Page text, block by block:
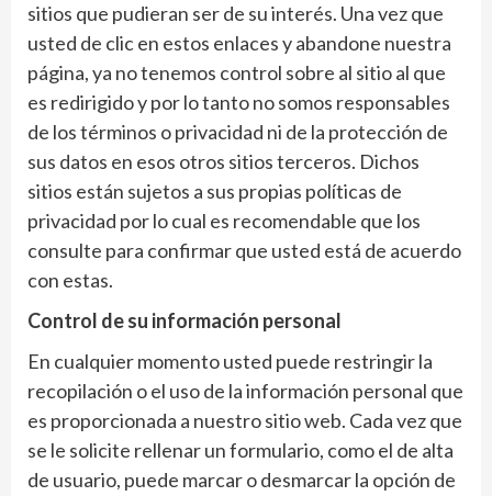
sitios que pudieran ser de su interés. Una vez que
usted de clic en estos enlaces y abandone nuestra
página, ya no tenemos control sobre al sitio al que
es redirigido y por lo tanto no somos responsables
de los términos o privacidad ni de la protección de
sus datos en esos otros sitios terceros. Dichos
sitios están sujetos a sus propias políticas de
privacidad por lo cual es recomendable que los
consulte para confirmar que usted está de acuerdo
con estas.
Control de su información personal
En cualquier momento usted puede restringir la
recopilación o el uso de la información personal que
es proporcionada a nuestro sitio web. Cada vez que
se le solicite rellenar un formulario, como el de alta
de usuario, puede marcar o desmarcar la opción de